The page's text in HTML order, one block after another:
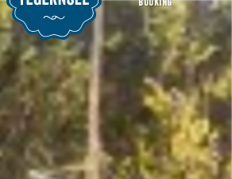
BOOKING